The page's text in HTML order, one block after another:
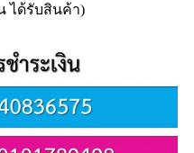
ได้รับสินค้า)